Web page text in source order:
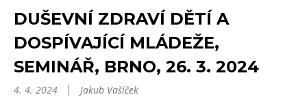
DUŠEVNÍ ZDRAVÍ DĚTÍ A
DOSPÍVAJÍCÍ MLÁDEŽE,
SEMINÁŘ, BRNO, 26. 3. 2024
4. 4. 2024
Jakub Vašíček